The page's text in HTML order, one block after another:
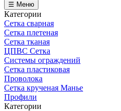
☰ Меню
Категории
Сетка сварная
Сетка плетеная
Сетка тканая
ЦПВС Сетка
Системы ограждений
Сетка пластиковая
Проволока
Сетка крученая Манье
Профили
Категории